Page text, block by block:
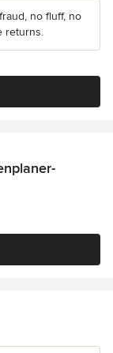
no fluff, no
returns.